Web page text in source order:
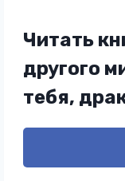
Читать
другого
тебя,